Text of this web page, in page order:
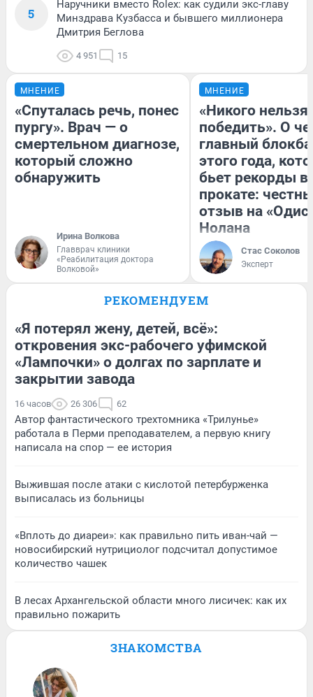
5
Наручники вместо Rolex: как судили экс-главу
Минздрава Кузбасса и бывшего миллионера
Дмитрия Беглова
4 951 15
МНЕНИЕ
«Спуталась речь, понес
пургу». Врач — о
смертельном диагнозе,
который сложно
обнаружить
Ирина Волкова
Главврач клиники
«Реабилитация доктора
Волковой»
МНЕНИЕ
«Никого нельзя
победить». О
главный
этого года,
бьет рекорды в
прокате:
отзыв на
Нолана
Стас Соколов
Эксперт
РЕКОМЕНДУЕМ
«Я потерял жену, детей, всё»:
откровения экс-рабочего уфимской
«Лампочки» о долгах по зарплате и
закрытии завода
16 часов 26 306 62
Автор фантастического трехтомника «Трилунье»
работала в Перми преподавателем, а первую книгу
написала на спор — ее история
Выжившая после атаки с кислотой петербурженка
выписалась из больницы
«Вплоть до диареи»: как правильно пить иван-чай —
новосибирский нутрициолог подсчитал допустимое
количество чашек
В лесах Архангельской области много лисичек: как их
правильно пожарить
ЗНАКОМСТВА